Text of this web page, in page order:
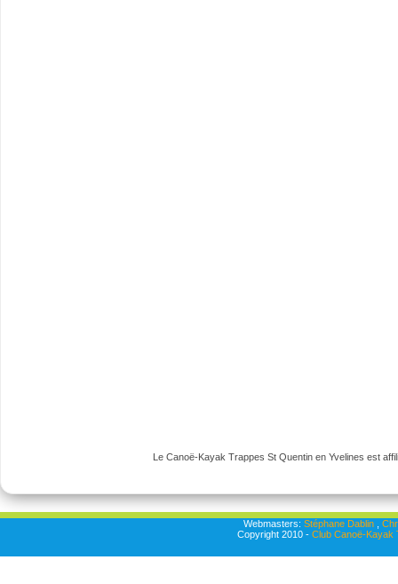
Le Canoë-Kayak Trappes St Quentin en Yvelines est
Webmasters: Stéphane Dablin,
Copyright 2010 - Club Canoë-Kayak